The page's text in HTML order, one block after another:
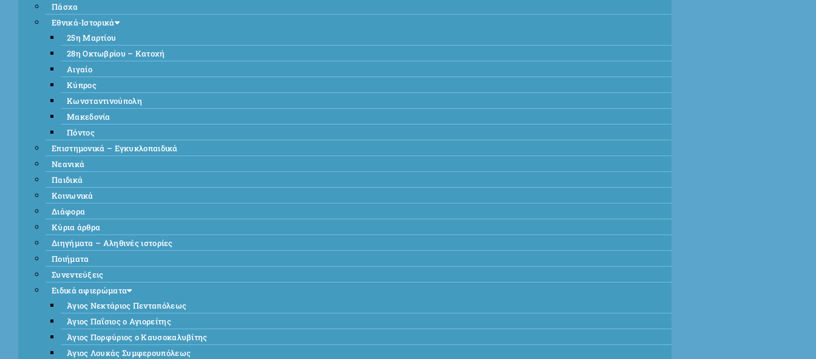
Πάσχα
Εθνικά-Ιστορικά
25η Μαρτίου
28η Οκτωβρίου – Κατοχή
Αιγαίο
Κύπρος
Κωνσταντινούπολη
Μακεδονία
Πόντος
Επιστημονικά – Εγκυκλοπαιδικά
Νεανικά
Παιδικά
Κοινωνικά
Διάφορα
Κύρια άρθρα
Διηγήματα – Αληθινές ιστορίες
Ποιήματα
Συνεντεύξεις
Ειδικά αφιερώματα
Άγιος Νεκτάριος Πενταπόλεως
Άγιος Παΐσιος ο Αγιορείτης
Άγιος Πορφύριος ο Καυσοκαλυβίτης
Άγιος Λουκάς Συμφερουπόλεως